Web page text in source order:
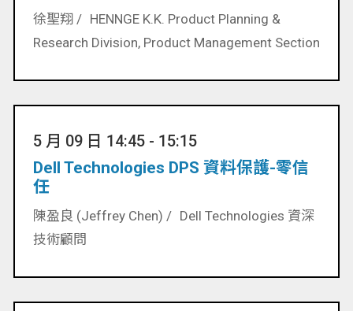
徐聖翔 / HENNGE K.K. Product Planning &
Research Division, Product Management Section
5 月 09 日 14:45 - 15:15
Dell Technologies DPS 資料保護-零信
任
陳盈良 (Jeffrey Chen) / Dell Technologies 資深
技術顧問